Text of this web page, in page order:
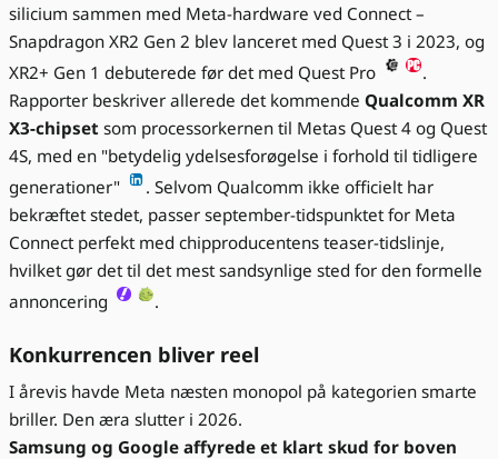
silicium sammen med Meta-hardware ved Connect –
Snapdragon XR2 Gen 2 blev lanceret med Quest 3 i 2023, og
XR2+ Gen 1 debuterede før det med Quest Pro
.
Rapporter beskriver allerede det kommende Qualcomm XR
X3-chipset som processorkernen til Metas Quest 4 og Quest
4S, med en "betydelig ydelsesforøgelse i forhold til tidligere
generationer"
. Selvom Qualcomm ikke officielt har
bekræftet stedet, passer september-tidspunktet for Meta
Connect perfekt med chipproducentens teaser-tidslinje,
hvilket gør det til det mest sandsynlige sted for den formelle
annoncering
.
Konkurrencen bliver reel
I årevis havde Meta næsten monopol på kategorien smarte
briller. Den æra slutter i 2026.
Samsung og Google affyrede et klart skud for boven